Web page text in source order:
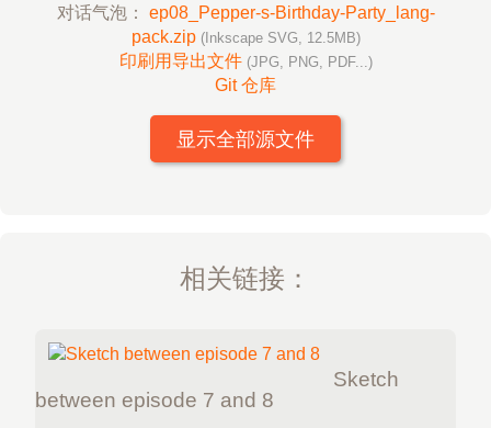
对话气泡： ep08_Pepper-s-Birthday-Party_lang-
pack.zip (Inkscape SVG, 12.5MB)
印刷用导出文件 (JPG, PNG, PDF...)
Git 仓库
显示全部源文件
相关链接：
Sketch
between episode 7 and 8